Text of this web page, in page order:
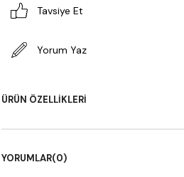
Tavsiye Et
Yorum Yaz
ÜRÜN ÖZELLIKLERI
YORUMLAR(0)